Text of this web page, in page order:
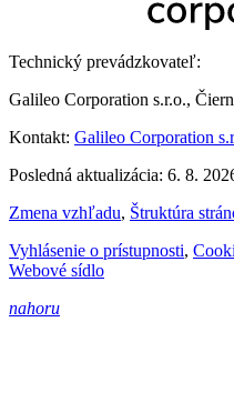
Technický prevádzkovateľ:
Galileo Corporation s.r.o.,
Kontakt: Galileo Corporation
Posledná aktualizácia: 6. 8.
Zmena vzhľadu, Štruktúra
Vyhlásenie o prístupnosti,
Webové sídlo
nahoru